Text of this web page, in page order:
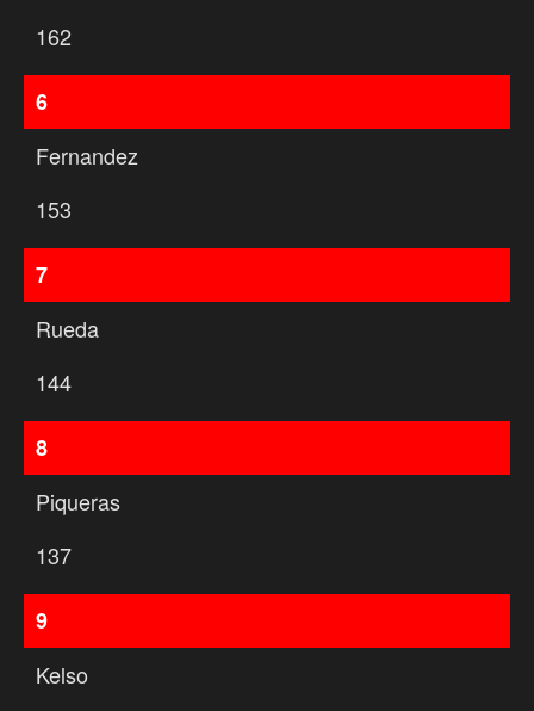
162
6
Fernandez
153
7
Rueda
144
8
Piqueras
137
9
Kelso